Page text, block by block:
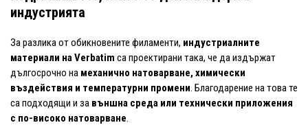
индустрията
За разлика от обикновените филаменти, индустриалните
материали на Verbatim са проектирани така, че да издържат
дългосрочно на механично натоварване, химически
въздействия и температурни промени. Благодарение на това те
са подходящи и за външна среда или технически приложения
с по-високо натоварване.